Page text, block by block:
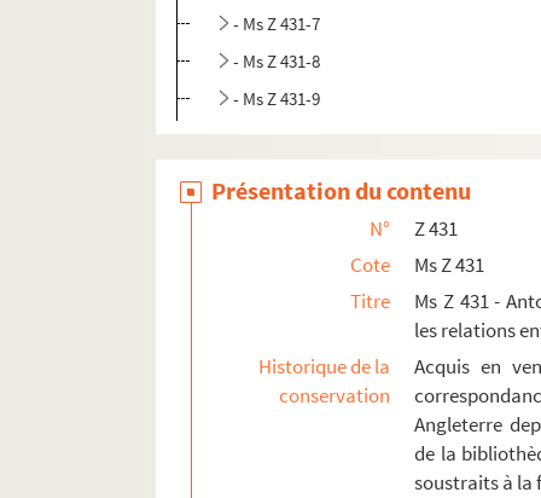
- Ms Z 431-7
- Ms Z 431-8
- Ms Z 431-9
Ms Z 470 à Z 495. Ms Z 470 à Z 495 - Fonds
Ms Z 501 à Z 522. Ms Z 501 à Z 522 - Musique
Ms Z 528 à Z 543. Ms Z 528 à Z 543 - Fonds
Ms Z 544 à Z 563
Ms Z 564 à Z 568. Ms Z 564 à Z 568 - Fonds
Ms Z 571-1 à Z 571-16. Ms Z 571-1 à Z 571-
Présentation du contenu
N°
Z 431
Cote
Ms Z 431
Titre
Ms Z 431 -
les relations
Historique de la
conservation
Acquis en
Angleterre
de la
soustraits à la